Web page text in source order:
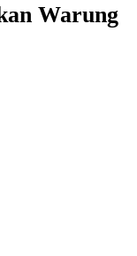
Warung